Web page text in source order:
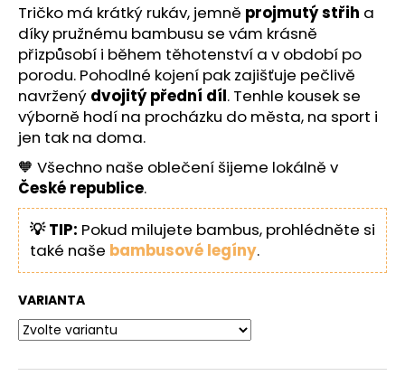
Tričko má krátký rukáv, jemně projmutý střih a
díky pružnému bambusu se vám krásně
přizpůsobí i během těhotenství a v období po
porodu. Pohodlné kojení pak zajišťuje pečlivě
navržený dvojitý přední díl. Tenhle kousek se
výborně hodí na procházku do města, na sport i
jen tak na doma.
🧡 Všechno naše oblečení šijeme lokálně v
České republice.
💡 TIP: Pokud milujete bambus, prohlédněte si
také naše bambusové legíny.
VARIANTA